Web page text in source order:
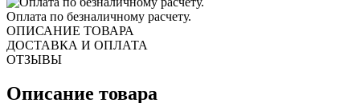
Оплата по безналичному расчету.
ОПИСАНИЕ ТОВАРА
ДОСТАВКА И ОПЛАТА
ОТЗЫВЫ
Описание товара